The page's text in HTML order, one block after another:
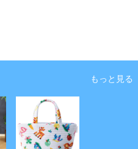
もっと見る